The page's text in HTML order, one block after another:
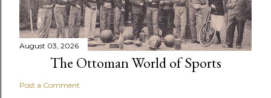
August 03, 2026
The Ottoman World of Sports
Post a Comment